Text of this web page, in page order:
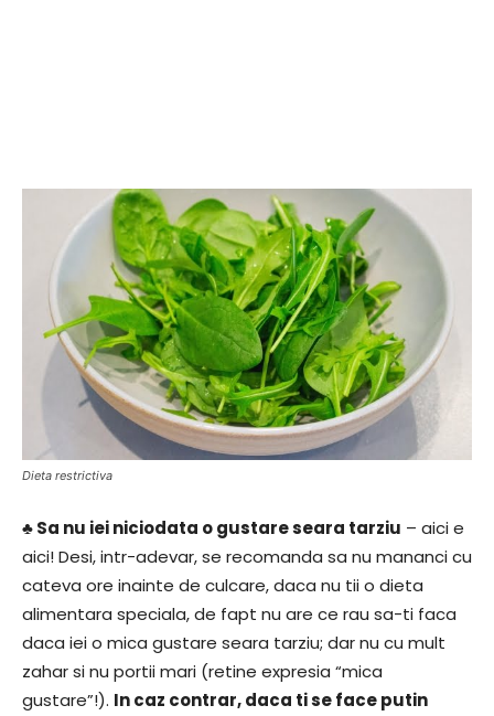
Dieta restrictiva
♣ Sa nu iei niciodata o gustare seara tarziu – aici e
aici! Desi, intr-adevar, se recomanda sa nu mananci cu
cateva ore inainte de culcare, daca nu tii o dieta
alimentara speciala, de fapt nu are ce rau sa-ti faca
daca iei o mica gustare seara tarziu; dar nu cu mult
zahar si nu portii mari (retine expresia “mica
gustare”!). In caz contrar, daca ti se face putin